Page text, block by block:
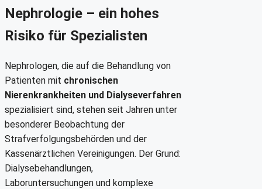
Nephrologie – ein hohes
Risiko für Spezialisten
Nephrologen, die auf die Behandlung von
Patienten mit chronischen
Nierenkrankheiten und Dialyseverfahren
spezialisiert sind, stehen seit Jahren unter
besonderer Beobachtung der
Strafverfolgungsbehörden und der
Kassenärztlichen Vereinigungen. Der Grund:
Dialysebehandlungen,
Laboruntersuchungen und komplexe